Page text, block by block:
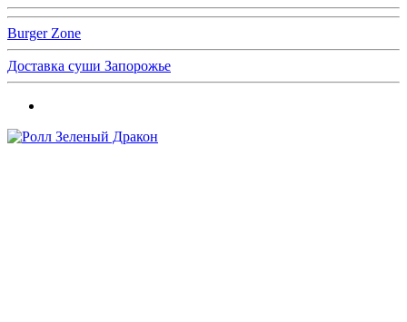
Burger Zone
Доставка суши Запорожье